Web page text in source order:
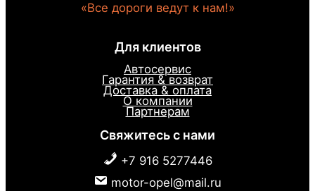
«Все дороги ведут к нам!»
Для клиентов
Автосервис
Гарантия & возврат
Доставка & оплата
О компании
Партнерам
Свяжитесь с нами
+7 916 5277446
motor-opel@mail.ru